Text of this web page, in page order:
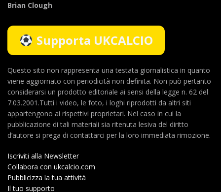
Brian Clough
Supporta UKCALCIO
Questo sito non rappresenta una testata giornalistica in quanto
viene aggiornato con periodicità non definita. Non può pertanto
considerarsi un prodotto editoriale ai sensi della legge n. 62 del
7.03.2001.Tutti i video, le foto, i loghi riprodotti da altri siti
appartengono ai rispettivi proprietari. Nel caso in cui la
pubblicazione di tali materiali sia ritenuta lesiva del diritto
d’autore si prega di contattarci per la loro immediata rimozione.
Iscriviti alla Newsletter
Collabora con ukcalcio.com
Pubblicizza la tua attività
Il tuo supporto